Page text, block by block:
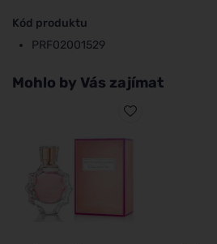
Kód produktu
PRF02001529
Mohlo by Vás zajímat